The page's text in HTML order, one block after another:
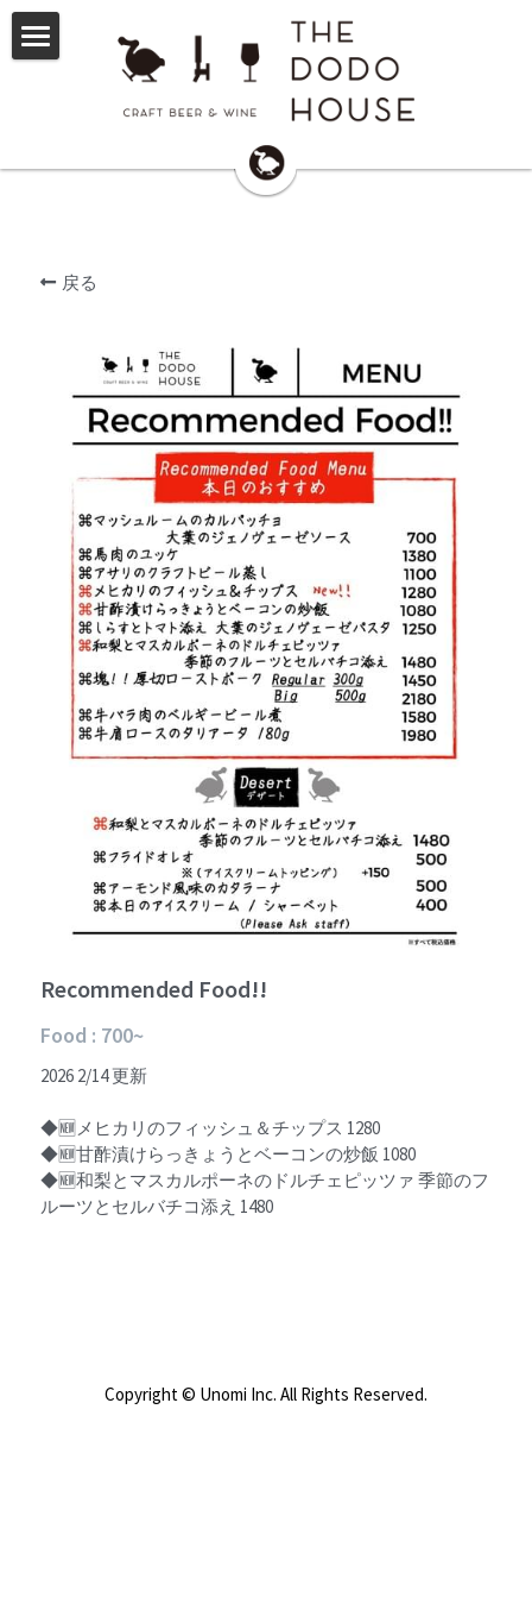
Event Infomation
Original Goods
Contact
POWERED BY
戻る
Recommended Food!!
Food : 700~
2026 2/14 更新
◆🆕メヒカリのフィッシュ＆チップス 1280
◆🆕甘酢漬けらっきょうとベーコンの炒飯 1080
◆🆕和梨とマスカルポーネのドルチェピッツァ 季節のフ
ルーツとセルバチコ添え 1480
Copyright © Unomi Inc. All Rights Reserved.